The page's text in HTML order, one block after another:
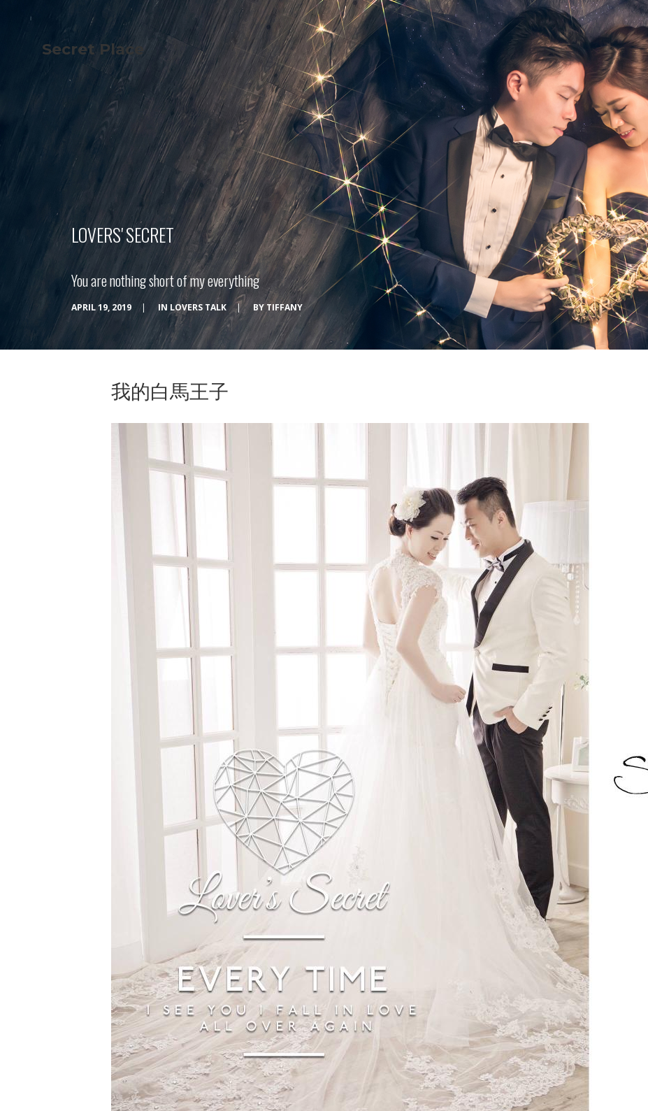
Secret Place Info
About Us
Our Studio
Our Team
Contact Us
Blog
Studio Theme
Victoria
Napoleon
Tiffany Love
Coffee & Tea
Apartment
Open Kitchen
Showroom
Paperwork
Photo Shoot
Lovers Secret
Lovers Secret MIX
Lovers Secret Japan
Besties Secret
Girls Secret
Together Secret
Wedding Secret
Wedding Venue
Wedding Day
Wedding Live Stream
Wedding Photo Booth
Photo Booth
LOVERS' SECRET
You are nothing short of my everything
APRIL 19, 2019 | IN LOVERS TALK | BYTIFFANY
我的白馬王子